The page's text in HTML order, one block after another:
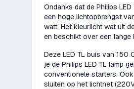
Ondanks dat de Philips
een hoge lichtopbrengst
watt. Het kleurlicht wat uit
en beschikt over een
Deze LED TL buis van 150
je de Philips LED TL lamp
conventionele starters.
sluiten op het lichtnet